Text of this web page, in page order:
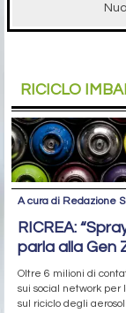
RICICLO
A cura di Redazione
RICREA:
parla alla Gen
Oltre 6 milioni di
sui social network per
sul riciclo degli aerosol